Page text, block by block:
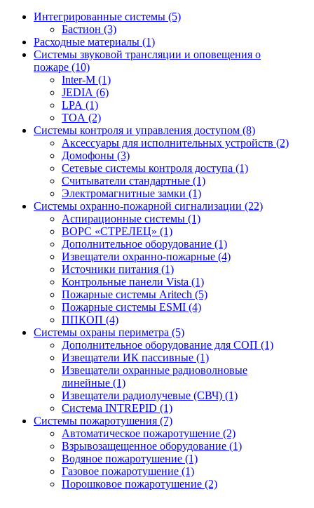
Интегрированные системы (5)
Бастион (3)
Расходные материалы (1)
Системы звуковой трансляции и оповещения о
пожаре (10)
Inter-M (1)
JEDIA (6)
LPA (1)
TOA (2)
Системы контроля и управления доступом (8)
Аксессуары для исполнительных устройств (2)
Домофоны (3)
Сетевые системы контроля доступа (1)
Считыватели стандартные (1)
Электромагнитные замки (1)
Системы охранно-пожарной сигнализации (22)
Аспирационные системы (1)
ВОРС «СТРЕЛЕЦ» (1)
Дополнительное оборудование (1)
Извещатели охранно-пожарные (4)
Источники питания (1)
Контрольные панели Vista (1)
Пожарные системы Aritech (5)
Пожарные системы ESMI (4)
ППКОП (4)
Системы охраны периметра (5)
Дополнительное оборудование для СОП (1)
Извещатели ИК пассивные (1)
Извещатели охранные радиоволновые
линейные (1)
Извещатели радиолучевые (СВЧ) (1)
Система INTREPID (1)
Системы пожаротушения (7)
Автоматическое пожаротушение (2)
Взрывозащещенное оборудование (1)
Водяное пожаротушение (1)
Газовое пожаротушение (1)
Порошковое пожаротушение (2)